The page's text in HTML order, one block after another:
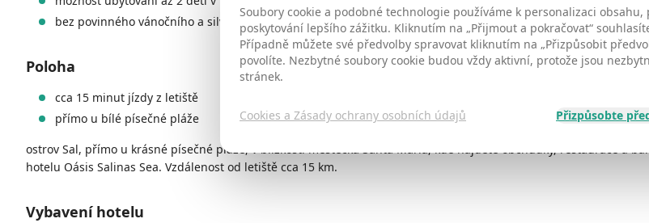
bez povinného vánočního a silvestrovského příplatku
Poloha
cca 15 minut jízdy z letiště
přímo u bílé písečné pláže
ostrov Sal, přímo u krásné písečné pláže, v blízkosti městečka Santa Maria, kde najdete obchůdky, restaurace a
hotelu Oásis Salinas Sea. Vzdálenost od letiště cca 15 km.
Vybavení hotelu
Soubory cookie a podobné technologie používáme k personalizaci
poskytování lepšího zážitku. Kliknutím na „Přijmout a pokračovat“
Případně můžete své předvolby spravovat kliknutím na „Přizpůsobit
povolíte. Nezbytné soubory cookie budou vždy aktivní, protože jsou
stránek.
Cookies a Zásady ochrany osobních údajů Přizpůsobte